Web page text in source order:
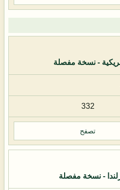
- نسخة مفصلة
332
تصفح
- نسخة مفصلة